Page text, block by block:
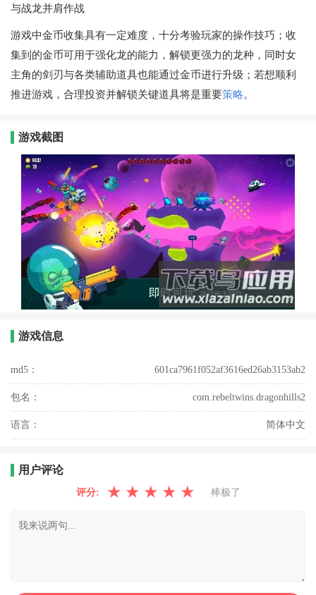
与战龙并肩作战
游戏中金币收集具有一定难度，十分考验玩家的操作技巧；收
集到的金币可用于强化龙的能力，解锁更强力的龙种，同时女
主角的剑刃与各类辅助道具也能通过金币进行升级；若想顺利
推进游戏，合理投资并解锁关键道具将是重要策略。
游戏截图
游戏信息
md5： 601ca7961f052af3616ed26ab3153ab2
包名： com.rebeltwins.dragonhills2
语言： 简体中文
用户评论
评分: ★ ★ ★ ★ ★ 棒极了